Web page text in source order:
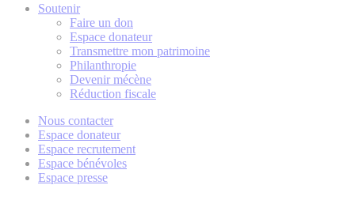
Soutenir
Faire un don
Espace donateur
Transmettre mon patrimoine
Philanthropie
Devenir mécène
Réduction fiscale
Nous contacter
Espace donateur
Espace recrutement
Espace bénévoles
Espace presse